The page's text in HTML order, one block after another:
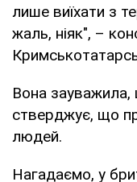
лише виїхати з
жаль, ніяк", –
Вона зауважила,
стверджує, що
людей.
Нагадаємо, у